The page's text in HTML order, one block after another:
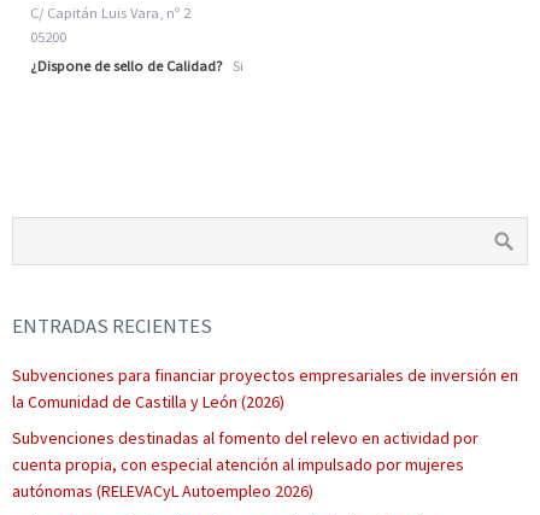
C/ Capitán Luis Vara, nº 2
05200
¿Dispone de sello de Calidad? Si
ENTRADAS RECIENTES
Subvenciones para financiar proyectos empresariales de inversión en
la Comunidad de Castilla y León (2026)
Subvenciones destinadas al fomento del relevo en actividad por
cuenta propia, con especial atención al impulsado por mujeres
autónomas (RELEVACyL Autoempleo 2026)